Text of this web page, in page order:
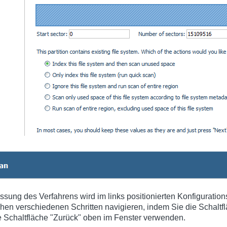
des Verfahrens wird im links positionierten
verschiedenen Schritten navigieren, indem Sie die
"Zurück" oben im Fenster verwenden.